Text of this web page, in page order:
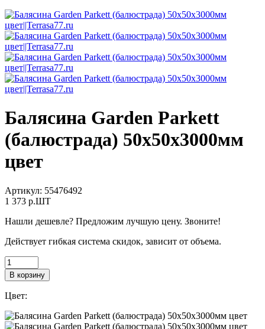
Балясина Garden Parkett
(балюстрада) 50х50х3000мм
цвет
Артикул: 55476492
1 373 p.ШТ
Нашли дешевле? Предложим лучшую цену. Звоните!
Действует гибкая система скидок, зависит от объема.
В корзину
Цвет: